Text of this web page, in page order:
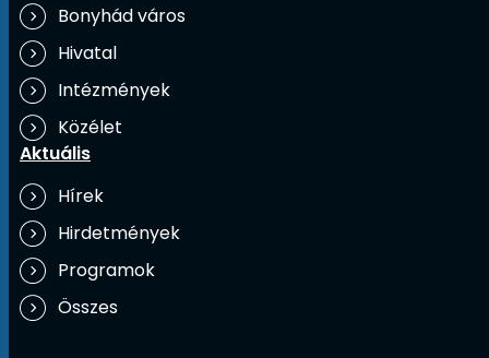
Bonyhád város
Hivatal
Intézmények
Közélet
Aktuális
Hírek
Hirdetmények
Programok
Összes